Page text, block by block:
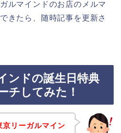
ルマインドのお店のメルマ
きたら、随時記事を更新さ
ンドの誕生日特典
チしてみた！
京リーガルマイン